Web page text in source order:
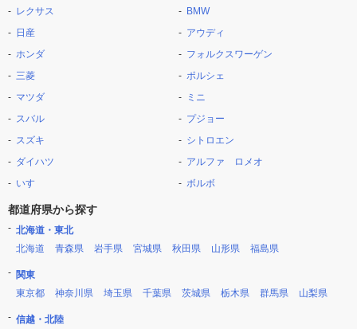
レクサス
日産
ホンダ
三菱
マツダ
スバル
スズキ
ダイハツ
いすゞ
BMW
アウディ
フォルクスワーゲン
ポルシェ
ミニ
プジョー
シトロエン
アルファ ロメオ
ボルボ
都道府県から探す
北海道・東北
北海道
青森県 岩手県 宮城県 秋田県 山形県 福島県
関東
東京都
神奈川県 埼玉県 千葉県 茨城県 栃木県 群馬県 山梨県
信越・北陸